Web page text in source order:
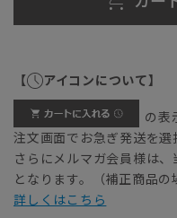
【 アイコンについて】
の表
注文画面でお急ぎ発送を選
さらにメルマガ会員様は
となります。（補正商品の
詳しくはこちら